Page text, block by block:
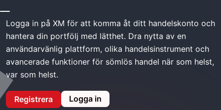
Logga in på XM för att komma åt ditt handelskonto och
hantera din portfölj med lätthet. Dra nytta av en
användarvänlig plattform, olika handelsinstrument och
avancerade funktioner för sömlös handel när som helst,
var som helst.
Registrera Logga in